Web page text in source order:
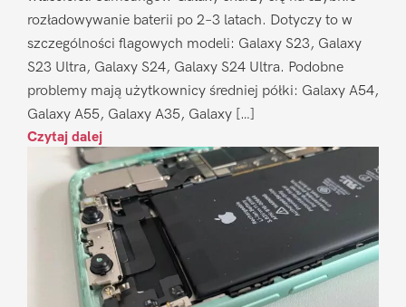
rozładowywanie baterii po 2–3 latach. Dotyczy to w
szczególności flagowych modeli: Galaxy S23, Galaxy
S23 Ultra, Galaxy S24, Galaxy S24 Ultra. Podobne
problemy mają użytkownicy średniej półki: Galaxy A54,
Galaxy A55, Galaxy A35, Galaxy […]
Czytaj dalej